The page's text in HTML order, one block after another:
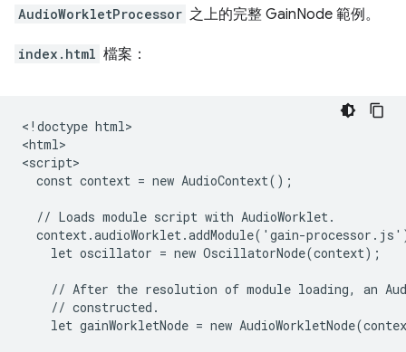
AudioWorkletProcessor 之上的完整 GainNode 範例。
index.html 檔案：
<!doctype html>
<html>
<script>
  const context = new AudioContext();
  // Loads module script with AudioWorklet.
context.audioWorklet.addModule('gain-
    let oscillator = new OscillatorNode(context);
// After the resolution of module loading, an
    // constructed.
let gainWorkletNode = new